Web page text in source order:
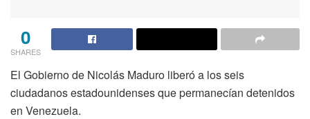
0
SHARES
El Gobierno de Nicolás Maduro liberó a los seis
ciudadanos estadounidenses que permanecían detenidos
en Venezuela.